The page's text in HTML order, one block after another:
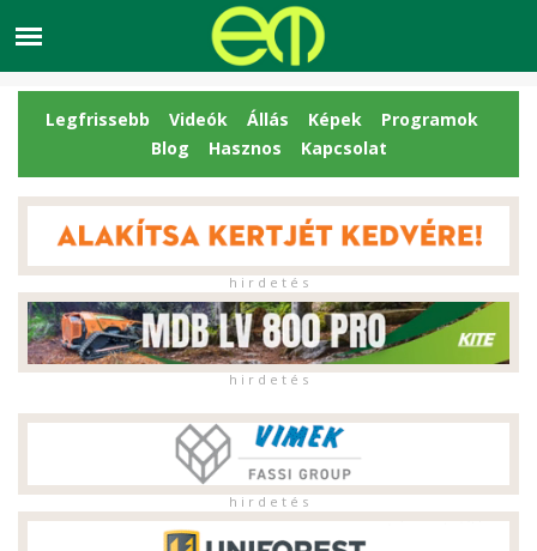
Legfrissebb Videók Állás Képek
Programok
Blog
Hasznos Kapcsolat
h i r d e t é s
h i r d e t é s
h i r d e t é s